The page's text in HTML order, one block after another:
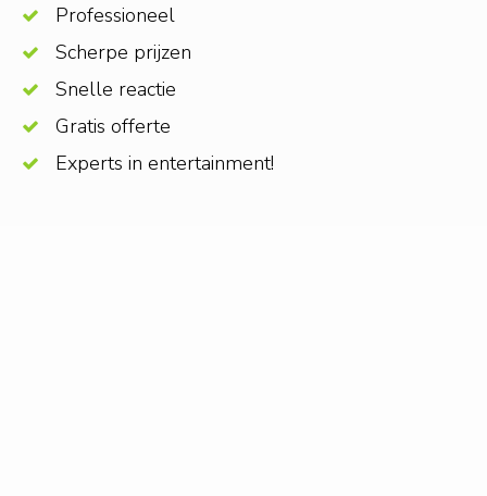
Professioneel
Scherpe prijzen
Snelle reactie
Gratis offerte
Experts in entertainment!